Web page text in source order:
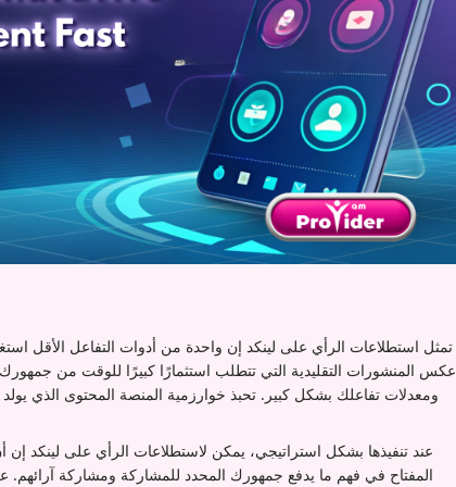
عكس المنشورات التقليدية التي تتطلب استثمارًا كبيرًا للوقت من
ومعدلات تفاعلك بشكل كبير. تحبذ خوارزمية المنصة المحتوى الذي
عند تنفيذها بشكل استراتيجي، يمكن لاستطلاعات الرأي على
المفتاح في فهم ما يدفع جمهورك المحدد للمشاركة ومشاركة